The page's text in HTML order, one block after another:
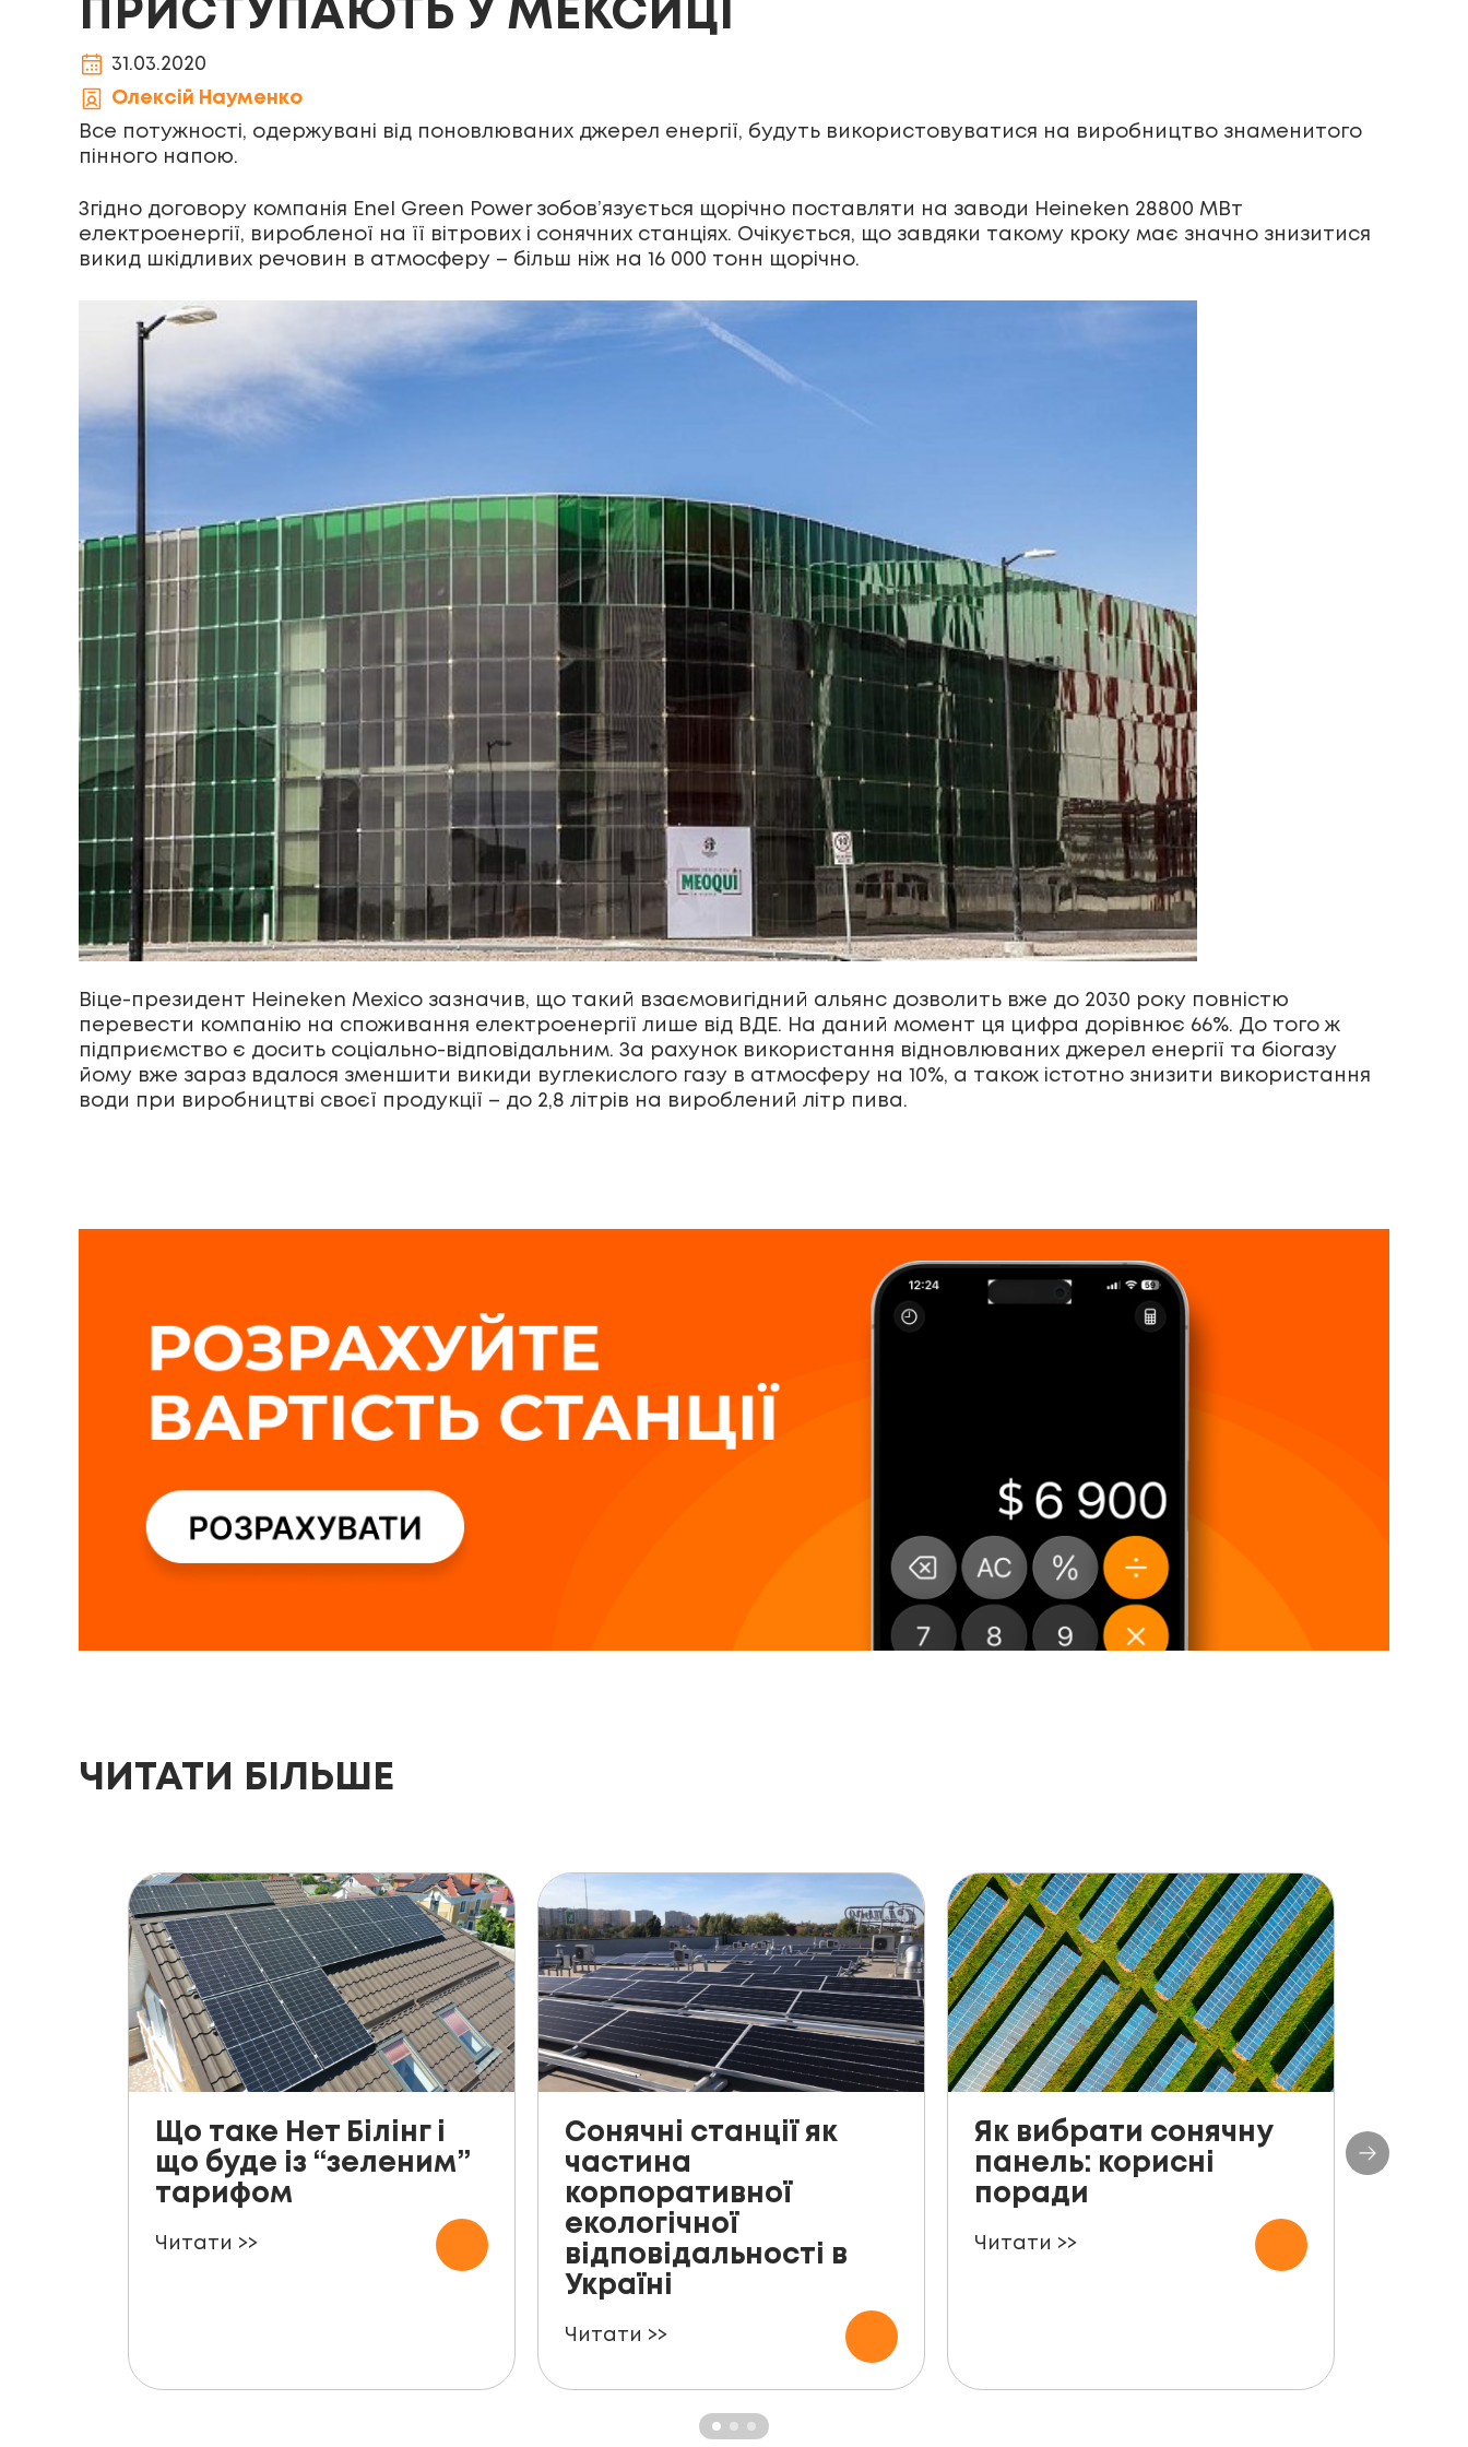
ПРИСТУПАЮТЬ У МЕКСИЦІ
31.03.2020
Олексій Науменко
Все потужності, одержувані від поновлюваних джерел енергії, будуть використовуватися на виробництво знаменитого
пінного напою.
Згідно договору компанія Enel Green Power зобов’язується щорічно поставляти на заводи Heineken 28800 МВт
електроенергії, виробленої на її вітрових і сонячних станціях. Очікується, що завдяки такому кроку має значно знизитися
викид шкідливих речовин в атмосферу – більш ніж на 16 000 тонн щорічно.
Віце-президент Heineken Mexico зазначив, що такий взаємовигідний альянс дозволить вже до 2030 року повністю
перевести компанію на споживання електроенергії лише від ВДЕ. На даний момент ця цифра дорівнює 66%. До того ж
підприємство є досить соціально-відповідальним. За рахунок використання відновлюваних джерел енергії та біогазу
йому вже зараз вдалося зменшити викиди вуглекислого газу в атмосферу на 10%, а також істотно знизити використання
води при виробництві своєї продукції – до 2,8 літрів на вироблений літр пива.
ЧИТАТИ БІЛЬШЕ
Що таке Нет Білінг і
що буде із “зеленим”
тарифом
Читати >>
Сонячні станції як
частина
корпоративної
екологічної
відповідальності в
Україні
Читати >>
Як вибрати сонячну
панель: корисні
поради
Читати >>
До